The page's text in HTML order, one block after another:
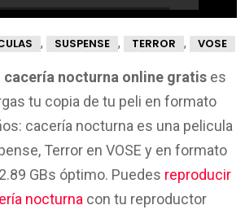
, SUSPENSE , TERROR , VOSE
cacería nocturna online gratis es
tu copia de tu peli en formato
cacería nocturna es una pelicula
Terror en VOSE y en formato
GBs óptimo. Puedes reproducir
nocturna con tu reproductor